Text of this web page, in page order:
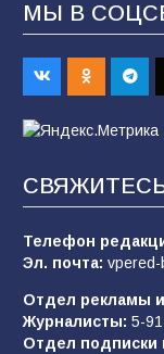
В детском
спортивного
«Слухами
отчаяние, а
83
Командовал
МЫ В
Телефон
Эл. почта: vpered-
Отдел рекламы
Журналисты: 5-
Отдел подписки